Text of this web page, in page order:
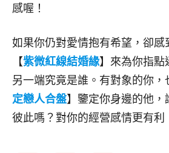
感喔！
如果你仍對愛情抱有希望，卻感
【紫微紅線結婚緣】來為你指點
另一端究竟是誰。有對象的你，
定戀人合盤】鑒定你身邊的他
彼此嗎？對你的經營感情更有利